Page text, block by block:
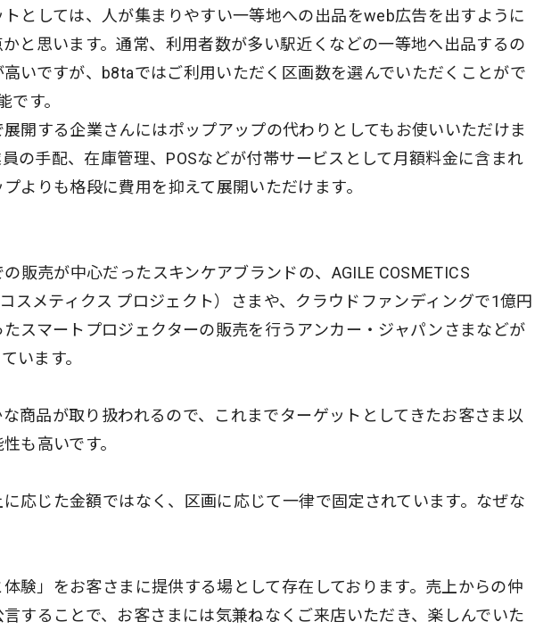
としては、人が集まりやすい一等地への出品をweb広告を出すように
と思います。通常、利用者数が多い駅近くなどの一等地へ出品するの
いですが、b8taではご利用いただく区画数を選んでいただくことがで
です。
開する企業さんにはポップアップの代わりとしてもお使いいただけま
の手配、在庫管理、POSなどが付帯サービスとして月額料金に含まれ
よりも格段に費用を抑えて展開いただけます。
販売が中心だったスキンケアブランドの、AGILE COSMETICS
スメティクス プロジェクト）さまや、クラウドファンディングで1億円
スマートプロジェクターの販売を行うアンカー・ジャパンさまなどが
います。
商品が取り扱われるので、これまでターゲットとしてきたお客さま以
も高いです。
応じた金額ではなく、区画に応じて一律で固定されています。なぜな
験」をお客さまに提供する場として存在しております。売上からの仲
することで、お客さまには気兼ねなくご来店いただき、楽しんでいた